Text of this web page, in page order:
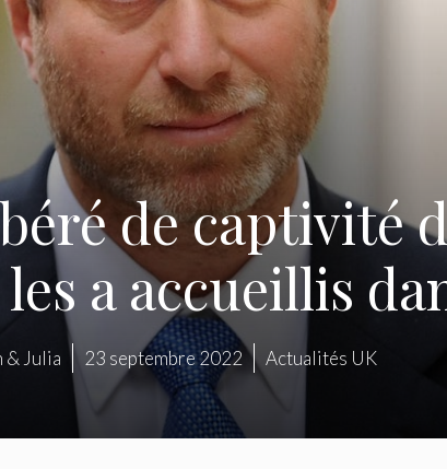
de captivité
a accueillis
& Julia 23 septembre 2022 Actualités UK